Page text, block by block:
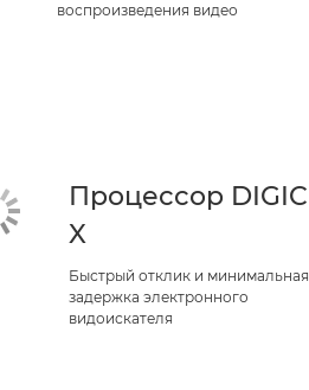
воспроизведения видео
Процессор DIGIC
X
Быстрый отклик и минимальная
задержка электронного
видоискателя